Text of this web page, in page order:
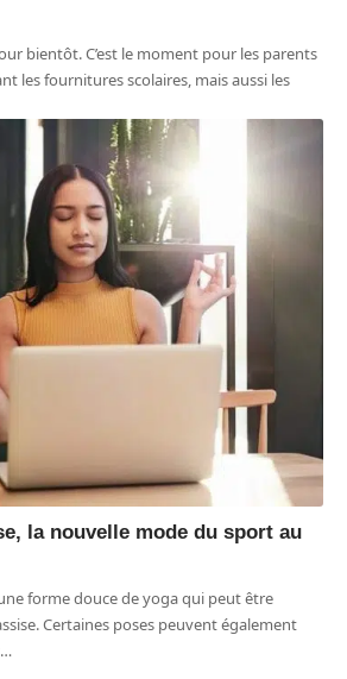
bientôt. C’est le moment pour les parents
les fournitures scolaires, mais aussi les
la nouvelle mode du sport au
forme douce de yoga qui peut être
Certaines poses peuvent également
…